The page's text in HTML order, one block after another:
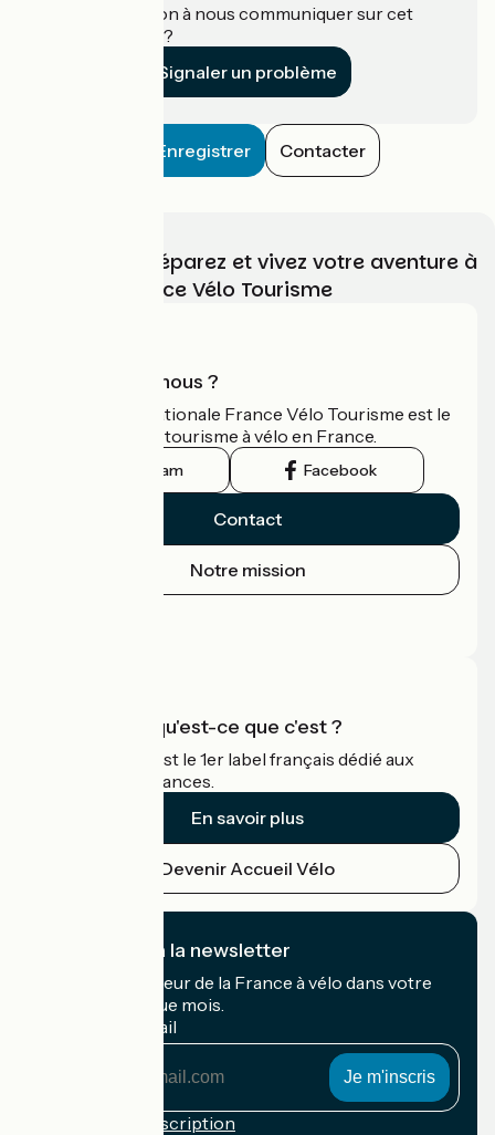
Une information à nous communiquer sur cet
établissement ?
Signaler un problème
Enregistrer Contacter
Choisissez, préparez et vivez votre aventure à
vélo avec France Vélo Tourisme
Qui sommes-nous ?
L'association nationale France Vélo Tourisme est le
guide officiel du tourisme à vélo en France.
Instagram Facebook
Contact
Notre mission
Accueil Vélo qu'est-ce que c'est ?
Accueil Vélo c'est le 1er label français dédié aux
cyclistes en vacances.
En savoir plus
Devenir Accueil Vélo
Je m'abonne à la newsletter
Recevez le meilleur de la France à vélo dans votre
boîte mail chaque mois.
Mon adresse mail
Conditions d'inscription